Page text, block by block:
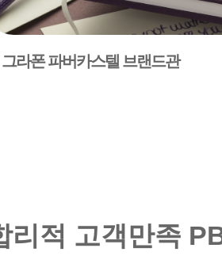
그라폰 파버카스텔 브랜드관
리적 고객만족